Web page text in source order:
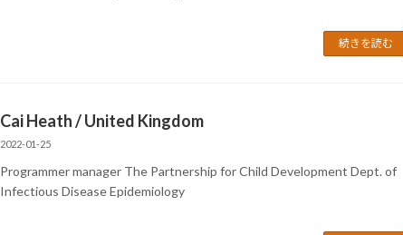
続きを読む
Cai Heath / United Kingdom
2022-01-25
Programmer manager The Partnership for Child Development Dept. of
Infectious Disease Epidemiology